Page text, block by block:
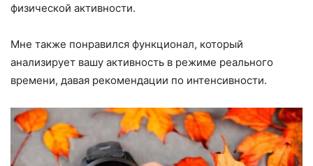
физической активности.
Мне также понравился функционал, который
анализирует вашу активность в режиме реального
времени, давая рекомендации по интенсивности.